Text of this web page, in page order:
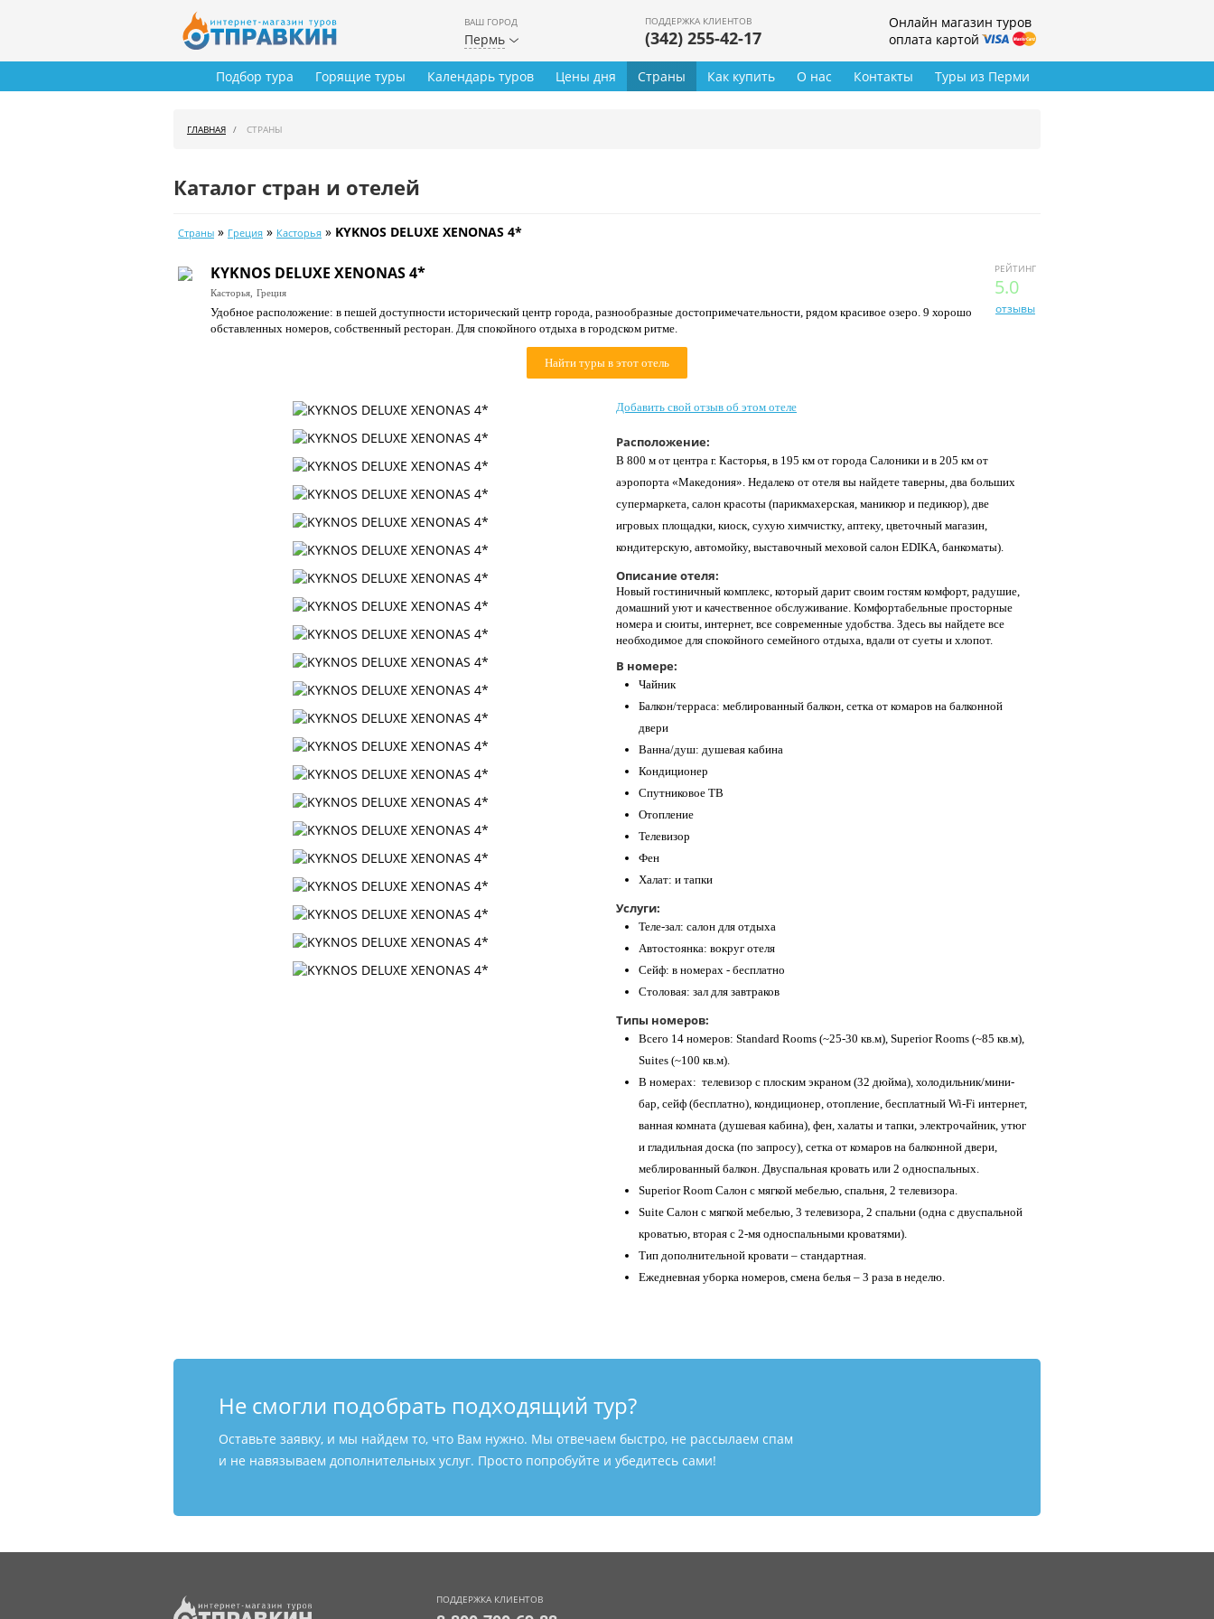
ВАШ ГОРОД
Пермь
ПОДДЕРЖКА КЛИЕНТОВ
(342) 255-42-17
Онлайн магазин туров
оплата картой
Туры из Перми
Подбор тура Горящие туры Календарь туров Цены дня Страны Как купить О нас Контакты
ГЛАВНАЯ СТРАНЫ
Каталог стран и отелей
Страны » Греция » Касторья » KYKNOS DELUXE XENONAS 4*
РЕЙТИНГ
5.0
отзывы
KYKNOS DELUXE XENONAS 4*
Касторья, Греция
Удобное расположение: в пешей доступности исторический центр города, разнообразные достопримечательности, рядом красивое озеро. 9 хорошо
обставленных номеров, собственный ресторан. Для спокойного отдыха в городском ритме.
Найти туры в этот отель
Добавить свой отзыв об этом отеле
Расположение:
В 800 м от центра г. Касторья, в 195 км от города Салоники и в 205 км от
аэропорта «Македония». Недалеко от отеля вы найдете таверны, два больших
супермаркета, салон красоты (парикмахерская, маникюр и педикюр), две
игровых площадки, киоск, сухую химчистку, аптеку, цветочный магазин,
кондитерскую, автомойку, выставочный меховой салон EDIKA, банкоматы).
Описание отеля:
Новый гостиничный комплекс, который дарит своим гостям комфорт, радушие,
домашний уют и качественное обслуживание. Комфортабельные просторные
номера и сюиты, интернет, все современные удобства. Здесь вы найдете все
необходимое для спокойного семейного отдыха, вдали от суеты и хлопот.
В номере:
Чайник
Балкон/терраса: меблированный балкон, сетка от комаров на балконной
двери
Ванна/душ: душевая кабина
Кондиционер
Спутниковое ТВ
Отопление
Телевизор
Фен
Халат: и тапки
Услуги:
Теле-зал: салон для отдыха
Автостоянка: вокруг отеля
Сейф: в номерах - бесплатно
Столовая: зал для завтраков
Типы номеров:
Всего 14 номеров: Standard Rooms (~25-30 кв.м), Superior Rooms (~85 кв.м),
Suites (~100 кв.м).
В номерах: телевизор с плоским экраном (32 дюйма), холодильник/мини-
бар, сейф (бесплатно), кондиционер, отопление, бесплатный Wi-Fi интернет,
ванная комната (душевая кабина), фен, халаты и тапки, электрочайник, утюг
и гладильная доска (по запросу), сетка от комаров на балконной двери,
меблированный балкон. Двуспальная кровать или 2 односпальных.
Superior Room Салон с мягкой мебелью, спальня, 2 телевизора.
Suite Салон с мягкой мебелью, 3 телевизора, 2 спальни (одна с двуспальной
кроватью, вторая с 2-мя односпальными кроватями).
Тип дополнительной кровати – стандартная.
Ежедневная уборка номеров, смена белья – 3 раза в неделю.
Не смогли подобрать подходящий тур?
Оставьте заявку, и мы найдем то, что Вам нужно. Мы отвечаем быстро, не рассылаем спам
и не навязываем дополнительных услуг. Просто попробуйте и убедитесь сами!
ПОДДЕРЖКА КЛИЕНТОВ